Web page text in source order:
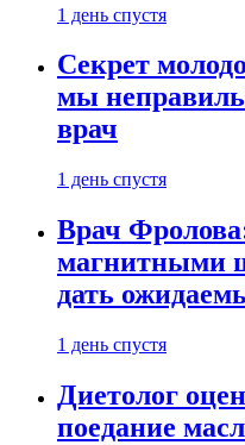
1 день спустя
Секрет
мы
врач
1 день спустя
Врач
магнитными
дать
1 день спустя
Диетолог
поедание